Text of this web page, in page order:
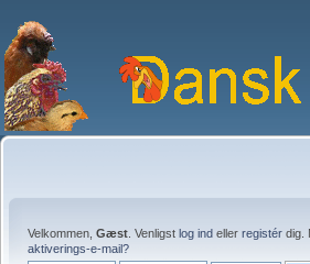
Velkommen, Gæst . Venligst log ind eller registér dig.
aktiverings-e-mail?